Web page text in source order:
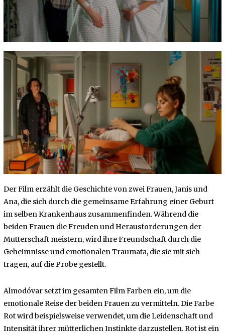
Der Film erzählt die Geschichte von zwei Frauen, Janis und
Ana, die sich durch die gemeinsame Erfahrung einer Geburt
im selben Krankenhaus zusammenfinden. Während die
beiden Frauen die Freuden und Herausforderungen der
Mutterschaft meistern, wird ihre Freundschaft durch die
Geheimnisse und emotionalen Traumata, die sie mit sich
tragen, auf die Probe gestellt.
Almodóvar setzt im gesamten Film Farben ein, um die
emotionale Reise der beiden Frauen zu vermitteln. Die Farbe
Rot wird beispielsweise verwendet, um die Leidenschaft und
Intensität ihrer mütterlichen Instinkte darzustellen. Rot ist ein